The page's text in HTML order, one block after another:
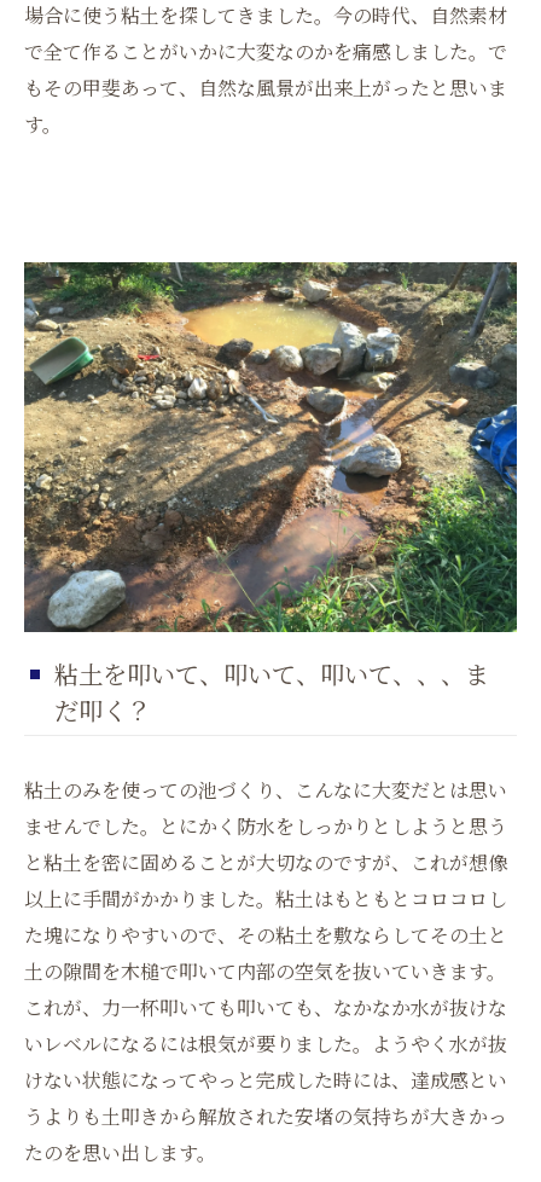
場合に使う粘土を探してきました。今の時代、自然素材
で全て作ることがいかに大変なのかを痛感しました。で
もその甲斐あって、自然な風景が出来上がったと思いま
す。
粘土を叩いて、叩いて、叩いて、、、ま
だ叩く？
粘土のみを使っての池づくり、こんなに大変だとは思い
ませんでした。とにかく防水をしっかりとしようと思う
と粘土を密に固めることが大切なのですが、これが想像
以上に手間がかかりました。粘土はもともとコロコロし
た塊になりやすいので、その粘土を敷ならしてその土と
土の隙間を木槌で叩いて内部の空気を抜いていきます。
これが、力一杯叩いても叩いても、なかなか水が抜けな
いレベルになるには根気が要りました。ようやく水が抜
けない状態になってやっと完成した時には、達成感とい
うよりも土叩きから解放された安堵の気持ちが大きかっ
たのを思い出します。